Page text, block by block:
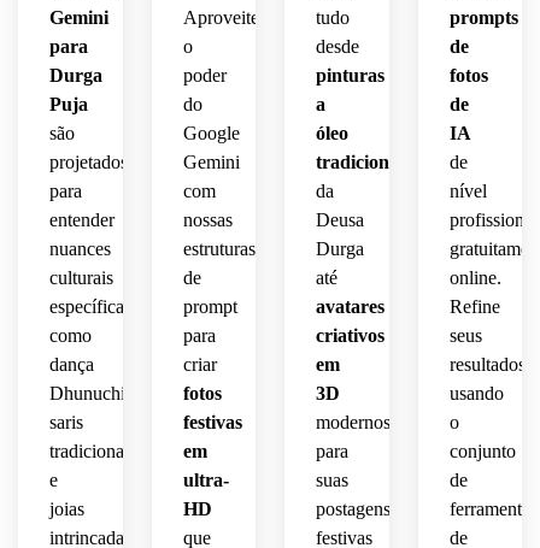
Gemini
para
Durga
Puja
são
projetados
para
entender
nuances
culturais
específicas
como
dança
Dhunuchi,
saris
tradicionais
e
joias
intrincadas
Aproveite
o
poder
do
Google
Gemini
com
nossas
estruturas
de
prompt
para
criar
fotos
festivas
em
ultra-
HD
que
tudo
desde
pinturas
a
óleo
tradicionais
da
Deusa
Durga
até
avatares
criativos
em
3D
modernos
para
suas
postagens
festivas
prompts
de
fotos
de
IA
de
nível
profissional
online.
Refine
seus
resultados
usando
o
conjunto
de
ferramentas
de